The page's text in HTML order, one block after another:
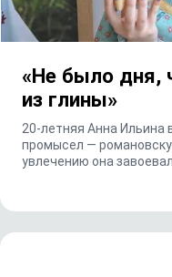
«Не было дня,
из глины»
20-летняя Анна Ильина
промысел —
увлечению она